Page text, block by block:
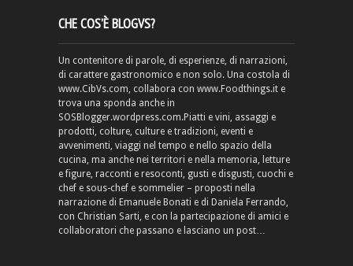
CHE COS’È BLOGVS?
Un contenitore di parole, di esperienze, di narrazioni,
di carattere gastronomico e non solo. Una costola di
www.CibVs.com, collabora con www.Foodthings.it e
trova una sponda anche in
SOSBlogger.wordpress.com.Piatti e vini, assaggi e
prodotti, colture, culture e tradizioni, eventi e
avvenimenti, viaggi nel tempo e nello spazio della
cucina, ma anche nei territori e nella memoria, letture
e figure, racconti e resoconti, gusti e disgusti, cuochi e
chef e sous-chef e sommelier – proposti nella
narrazione di Emanuele Bonati e di Daniela Ferrando,
con Christian Sarti, e con la partecipazione di amici e
collaboratori che passano e lasciano un post…